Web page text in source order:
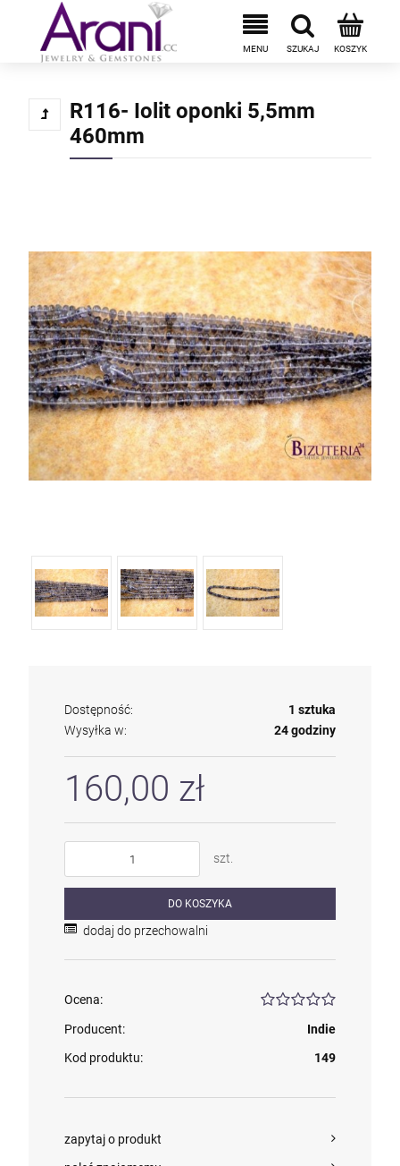
kam F granat okr 3
szt.
R116- Iolit oponki 5,5mm
460mm
Dostępność:
1 sztuka
Wysyłka w:
24 godziny
160,00 zł
szt.
DO KOSZYKA
dodaj do przechowalni
Ocena:
Producent:
Indie
Kod produktu:
149
zapytaj o produkt